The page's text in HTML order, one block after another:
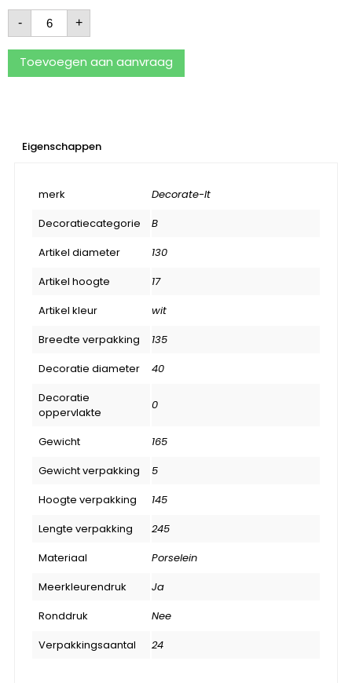
- +
Toevoegen aan aanvraag
Eigenschappen
merk
Decorate-It
Decoratiecategorie
B
Artikel diameter
130
Artikel hoogte
17
Artikel kleur
wit
Breedte verpakking
135
Decoratie diameter
40
Decoratie
oppervlakte
0
Gewicht
165
Gewicht verpakking
5
Hoogte verpakking
145
Lengte verpakking
245
Materiaal
Porselein
Meerkleurendruk
Ja
Ronddruk
Nee
Verpakkingsaantal
24